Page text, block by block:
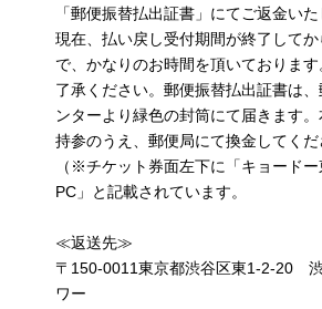
「郵便振替払出証書」にてご返金いた
現在、払い戻し受付期間が終了してか
で、かなりのお時間を頂いておりま
了承ください。郵便振替払出証書は
ンターより緑色の封筒にて届きます
持参のうえ、郵便局にて換金してくだ
（※チケット券面左下に「キョードー
PC」と記載されています。
≪返送先≫
〒150-0011東京都渋谷区東1-2-20
ワー